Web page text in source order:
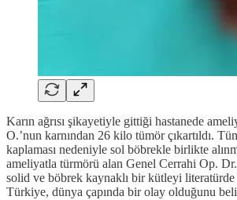
Karın ağrısı şikayetiyle gittiği hastanede
O.’nun karnından 26 kilo tümör çıkartıldı.
kaplaması nedeniyle sol böbrekle birlikte
ameliyatla türmörü alan Genel Cerrahi Op.
solid ve böbrek kaynaklı bir kütleyi
Türkiye, dünya çapında bir olay olduğunu